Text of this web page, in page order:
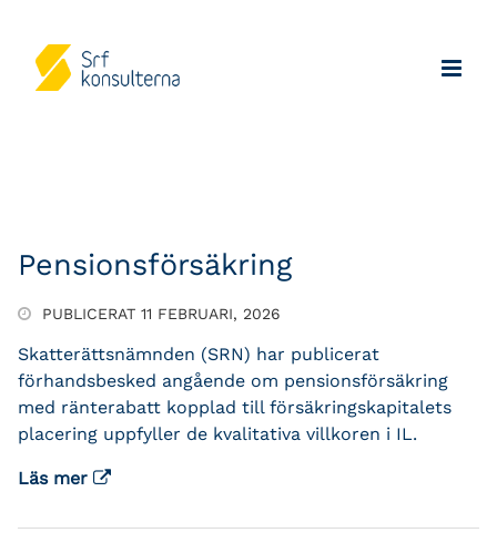
Pensionsförsäkring
PUBLICERAT 11 FEBRUARI, 2026
Skatterättsnämnden (SRN) har publicerat
förhandsbesked angående om pensionsförsäkring
med ränterabatt kopplad till försäkringskapitalets
placering uppfyller de kvalitativa villkoren i IL.
Läs mer